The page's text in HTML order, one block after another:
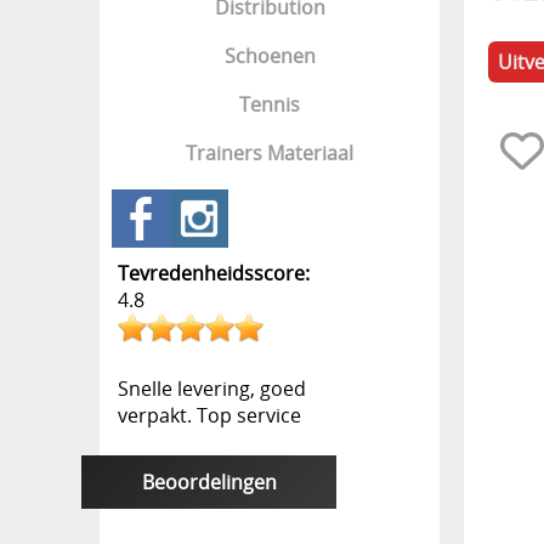
Distribution
Schoenen
Tennis
Trainers Materiaal
Tevredenheidsscore:
4.8
Snelle levering, goed
verpakt. Top service
Beoordelingen